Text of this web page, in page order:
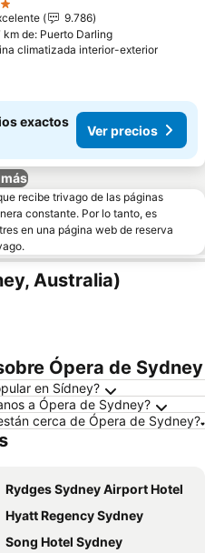
9.786
km de: Puerto Darling
climatizada interior-exterior
exactos
Ver precios
recibe trivago de las páginas
constante. Por lo tanto, es
en una página web de reserva
Australia)
Ópera de Sydney
en Sídney?
a Ópera de Sydney?
cerca de Ópera de Sydney?
Rydges Sydney Airport Hotel
Hyatt Regency Sydney
Song Hotel Sydney